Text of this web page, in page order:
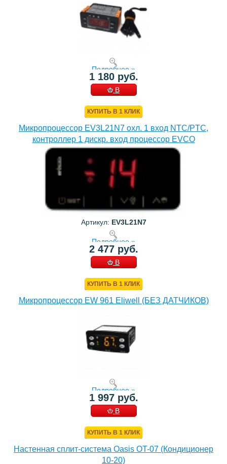
Подробнее »
1 180 руб.
В
КУПИТЬ В 1 КЛИК
Микропроцессор EV3L21N7 охл. 1 вход NTC/PTC,
контроллер 1 дискр. вход процессор EVCO
Артикул: EV3L21N7
Подробнее »
2 477 руб.
В
КУПИТЬ В 1 КЛИК
Микропроцессор EW 961 Eliwell (БЕЗ ДАТЧИКОВ)
Подробнее »
1 997 руб.
В
КУПИТЬ В 1 КЛИК
Настенная сплит-система Oasis OT-07 (Кондиционер
10-20)